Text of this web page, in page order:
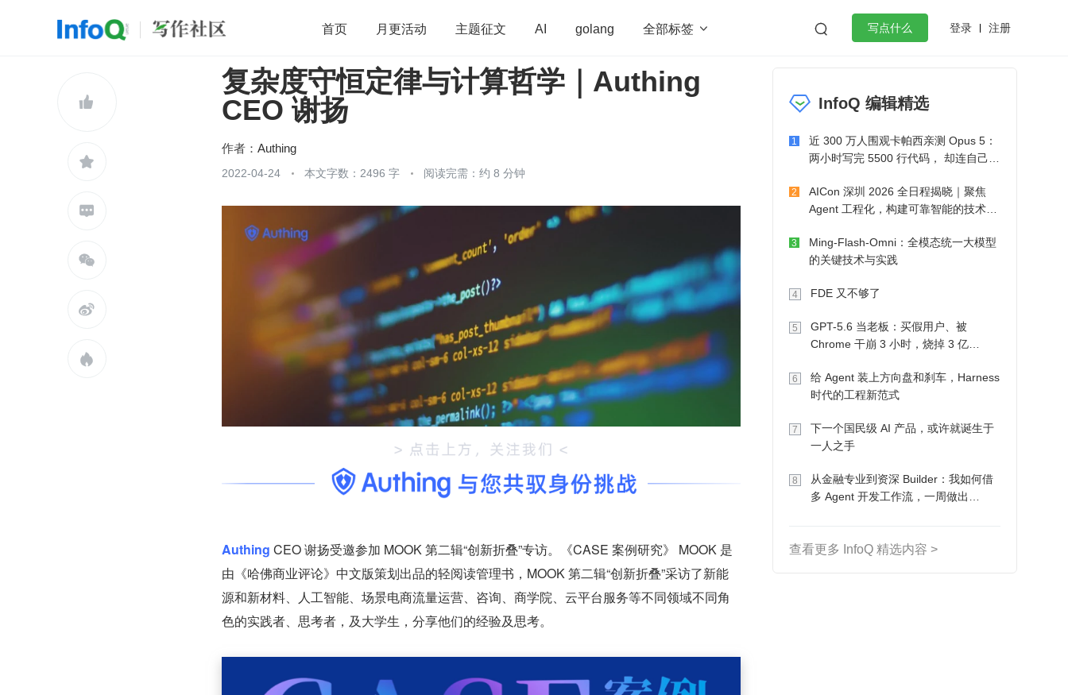
首页 月更活动 主题征文 AI golang 全部标签   写点什么 登录 注册
开源 架构 OpenHarmony 算法 学习方法 Web3.0 高效工作
前端 团队管理 程序员 微服务架构 flutter






复杂度守恒定律与计算哲学｜Authing
CEO 谢扬
作者： Authing
2022-04-24 本文字数：2496 字 阅读完需：约 8 分钟
Authing CEO 谢扬受邀参加 MOOK 第二辑“创新折叠”专访。《CASE 案例研究》 MOOK 是
由《哈佛商业评论》中文版策划出品的轻阅读管理书，MOOK 第二辑“创新折叠”采访了新能
源和新材料、人工智能、场景电商流量运营、咨询、商学院、云平台服务等不同领域不同角
色的实践者、思考者，及大学生，分享他们的经验及思考。
InfoQ 编辑精选
1
近 300 万人围观卡帕西亲测 Opus 5：
两小时写完 5500 行代码， 却连自己写
2
AICon 深圳 2026 全日程揭晓｜聚焦
Agent 工程化，构建可靠智能的技术路
3
Ming-Flash-Omni：全模态统一大模型
的关键技术与实践
4 FDE 又不够了
5
GPT-5.6 当老板：买假用户、被
Chrome 干崩 3 小时，烧掉 3 亿
6
给 Agent 装上方向盘和刹车，Harness
时代的工程新范式
7
下一个国民级 AI 产品，或许就诞生于
一人之手
8
从金融专业到资深 Builder：我如何借
多 Agent 开发工作流，一周做出
查看更多 InfoQ 精选内容 >